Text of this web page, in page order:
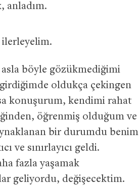
anladım.
böyle gözükmediğimi
oldukça çekingen
konuşurum, kendimi rahat
öğrenmiş olduğum ve
bir durumdu benim
ve sınırlayıcı geldi.
fazla yaşamak
geliyordu, değişecektim.